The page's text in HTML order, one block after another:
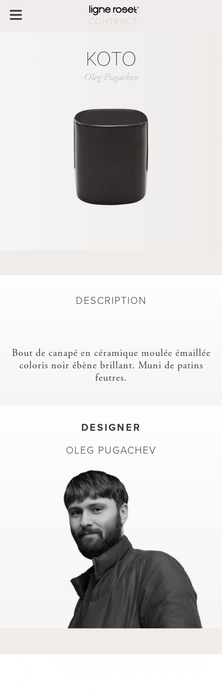
KOTO
Oleg Pugachev
DESCRIPTION
Bout de canapé en céramique moulée émaillée
coloris noir ébène brillant. Muni de patins
feutres.
DESIGNER
OLEG PUGACHEV